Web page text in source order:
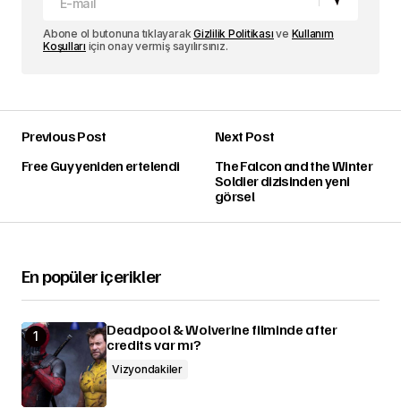
Abone ol butonuna tıklayarakGizlilik Politikası ve Kullanım
Koşulları için onay vermiş sayılırsınız.
Previous Post
Free Guy yeniden ertelendi
Next Post
The Falcon and the Winter
Soldier dizisinden yeni
görsel
En popüler içerikler
Deadpool & Wolverine filminde after
credits var mı?
Vizyondakiler